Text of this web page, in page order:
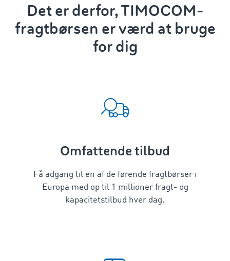
Det er derfor, TIMOCOM-
fragtbørsen er værd at bruge
for dig
Omfattende tilbud
Få adgang til en af de førende fragtbørser i
Europa med op til 1 millioner fragt- og
kapacitetstilbud hver dag.